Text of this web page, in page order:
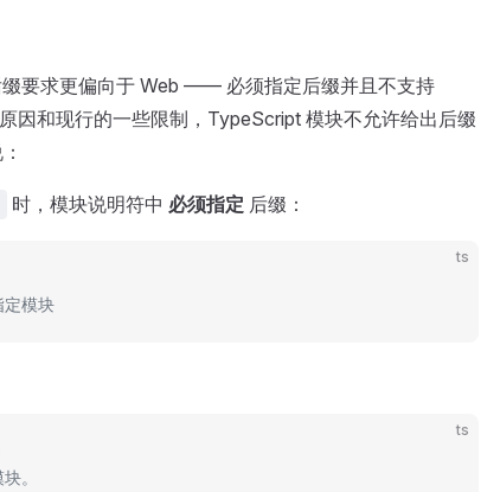
要求更偏向于 Web —— 必须指定后缀并且不支持
因和现行的一些限制，TypeScript 模块不允许给出后缀
时，模块说明符中 必须指定 后缀：
ts
模块
ts
。